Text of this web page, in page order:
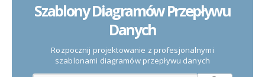
Szablony Diagramów Przepływu
Danych
Rozpocznij projektowanie z profesjonalnymi
szablonami diagramów przepływu danych